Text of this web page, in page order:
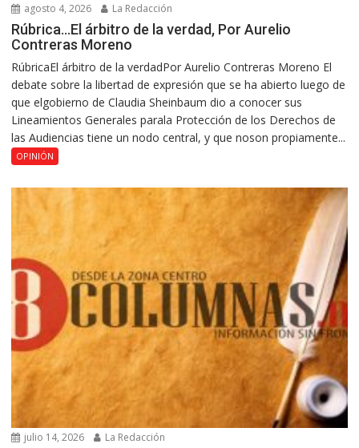
agosto 4, 2026 La Redacción
Rúbrica…El árbitro de la verdad, Por Aurelio
Contreras Moreno
RúbricaEl árbitro de la verdadPor Aurelio Contreras Moreno El
debate sobre la libertad de expresión que se ha abierto luego de
que elgobierno de Claudia Sheinbaum dio a conocer sus
Lineamientos Generales parala Protección de los Derechos de
las Audiencias tiene un nodo central, y que noson propiamente...
OPINIÓN
julio 14, 2026 La Redacción